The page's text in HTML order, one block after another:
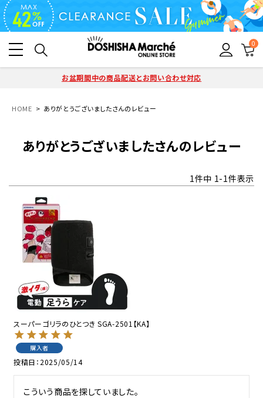
0
お盆期間中の商品配送とお問い合わせ対応
HOME ありがとうございましたさんのレビュー
ありがとうございましたさんのレビュー
1件中 1-1件表示
スーパーゴリラのひとつき SGA-2501【KA】
購入者
投稿日 2025/05/14
こういう商品を探していました。